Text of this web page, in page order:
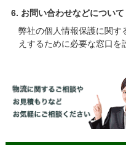
6. お問い合わせなどについて
弊社の個人情報保護に関す
えするために必要な窓口を